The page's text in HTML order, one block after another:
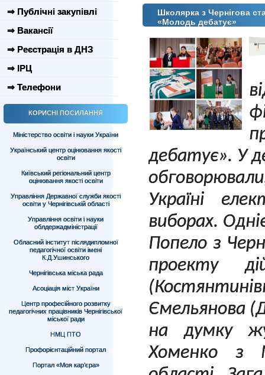
⇒ Публічні закупівлі
⇒ Вакансії
⇒ Реєстрація в ДНЗ
⇒ ІРЦ
⇒ Телефони
КОРИСНІ ПОСИЛАННЯ
Міністерство освіти і науки України
Український центр оцінювання якості
освіти
Київський регіональний центр
оцінювання якості освіти
Управління Державної служби якості
освіти у Чернігівській області
Управління освіти і науки
облдержадміністрації
Обласний інститут післядипломної
педагогічної освіти імені
К.Д.Ушинського
Чернігівська міська рада
Асоціація міст України
Центр професійного розвитку
педагогічних працівників Чернігівської
міської ради
НМЦ ПТО
Профорієнтаційний портал
Портал «Моя кар’єра»
Школярка з Чернігова
«Молодь дебатує»
дебатує». У
Україні
виборах.
Попело з
проекту
Ємельянова
на думку
Хоменко з